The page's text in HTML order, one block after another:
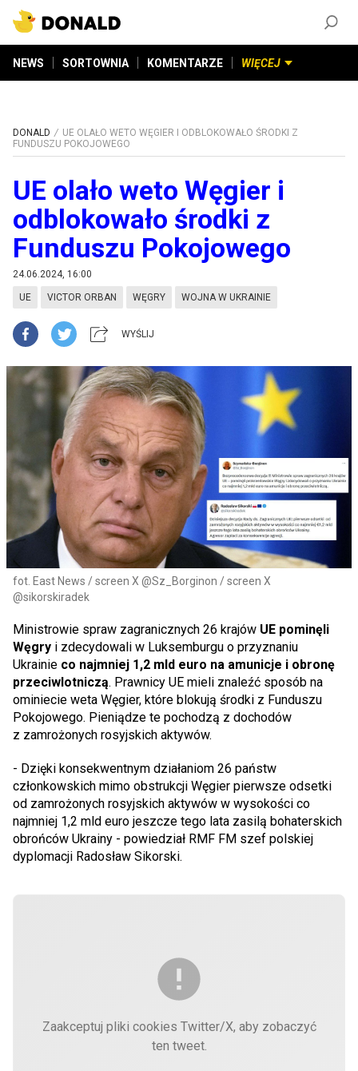
NEWS SORTOWNIA KOMENTARZE WIĘCEJ
DONALD
UE OLAŁO WETO WĘGIER I ODBLOKOWAŁO ŚRODKI Z
FUNDUSZU POKOJOWEGO
UE olało weto Węgier i
odblokowało środki z
Funduszu Pokojowego
24.06.2024, 16:00
UE VICTOR ORBAN WĘGRY WOJNA W UKRAINIE
WYŚLIJ
fot. East News / screen X @Sz_Borginon / screen X
@sikorskiradek
Ministrowie spraw zagranicznych 26 krajów UE pominęli
Węgry i zdecydowali w Luksemburgu o przyznaniu
Ukrainie co najmniej 1,2 mld euro na amunicje i obronę
przeciwlotniczą. Prawnicy UE mieli znaleźć sposób na
ominiecie weta Węgier, które blokują środki z Funduszu
Pokojowego. Pieniądze te pochodzą z dochodów
z zamrożonych rosyjskich aktywów.
- Dzięki konsekwentnym działaniom 26 państw
członkowskich mimo obstrukcji Węgier pierwsze odsetki
od zamrożonych rosyjskich aktywów w wysokości co
najmniej 1,2 mld euro jeszcze tego lata zasilą bohaterskich
obrońców Ukrainy - powiedział RMF FM szef polskiej
dyplomacji Radosław Sikorski.
Zaakceptuj pliki cookies Twitter/X, aby zobaczyć
ten tweet.